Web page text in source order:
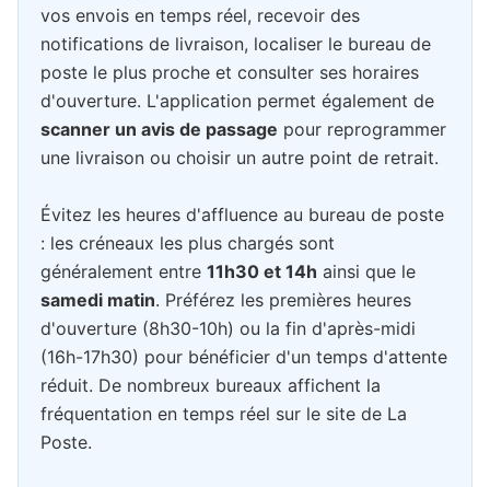
vos envois en temps réel, recevoir des
notifications de livraison, localiser le bureau de
poste le plus proche et consulter ses horaires
d'ouverture. L'application permet également de
scanner un avis de passage pour reprogrammer
une livraison ou choisir un autre point de retrait.
Évitez les heures d'affluence au bureau de poste
: les créneaux les plus chargés sont
généralement entre 11h30 et 14h ainsi que le
samedi matin. Préférez les premières heures
d'ouverture (8h30-10h) ou la fin d'après-midi
(16h-17h30) pour bénéficier d'un temps d'attente
réduit. De nombreux bureaux affichent la
fréquentation en temps réel sur le site de La
Poste.